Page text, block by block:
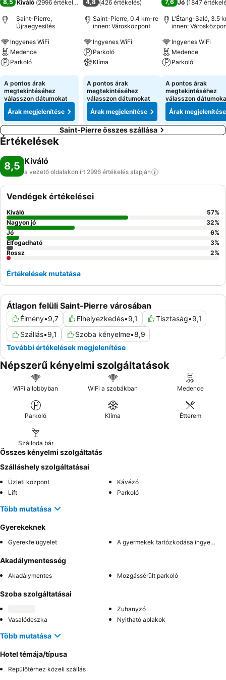
8,5 Kiváló (2996 értékelés
Saint-Pierre,
Újraegyesítés
Ingyenes WiFi
Medence
Parkoló
Árak megjelenítése
A pontos árak
megtekintéséhez
válasszon dátumokat
Árak megjelenítése
4,8 (426 értékelés)
Saint-Pierre, 0.4 km-re
innen: Városközpont
Ingyenes WiFi
Parkoló
Klíma
Árak megjelenítése
A pontos árak
megtekintéséhez
válasszon dátumokat
Árak megjelenítése
7,6 Jó (1847
L'Étang-Salé, 3.5
innen:
Ingyenes WiFi
Medence
Parkoló
Árak
A pontos árak
megtekintéséhez
válasszon
Árak megjelenítése
Saint-Pierre összes szállása
Értékelések
8,5 Kiváló
a vezető oldalakon írt 2996 értékelés alapján
Átlagon felüli Saint-Pierre városában
Élmény•9,7 Elhelyezkedés•9,1 Tisztaság•9,1
Szállás•9,1 Szoba kényelme•8,9
További értékelések megjelenítése
Vendégek értékelései
Kiváló 57%
Nagyon jó
32%
Jó
6%
Elfogadható
3%
Rossz
2%
Értékelések mutatása
Népszerű kényelmi szolgáltatások
WiFi a lobbyban WiFi a szobákban Medence
Parkoló Klíma Étterem
Szálloda bár
Összes kényelmi szolgáltatás
Szálláshely szolgáltatásai
Üzleti központ
Kávézó
Lift
Parkoló
Több mutatása
Gyerekeknek
Gyerekfelügyelet A gyermekek tartózkodása ingyenes
Akadálymentesség
Akadálymentes Mozgássérült parkoló
Szoba szolgáltatásai
Zuhanyzó
Vasalódeszka
Nyitható ablakok
Több mutatása
Hotel témája/típusa
Repülőtérhez közeli szállás